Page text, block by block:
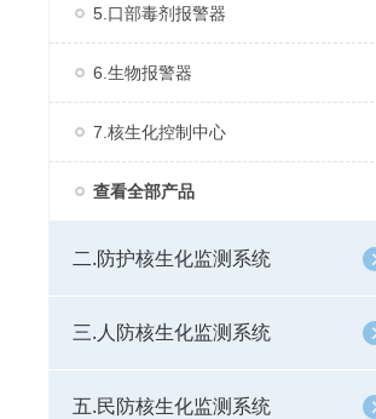
5.口部毒剂报警器
6.生物报警器
7.核生化控制中心
查看全部产品
二.防护核生化监测系统
三.人防核生化监测系统
五.民防核生化监测系统